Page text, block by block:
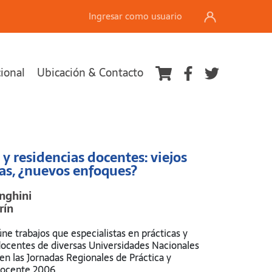
Ingresar como usuario
Ubicación & Contacto
residencias docentes: viejos
¿nuevos enfoques?
trabajos que especialistas en prácticas y
de diversas Universidades Nacionales
las Jornadas Regionales de Práctica y